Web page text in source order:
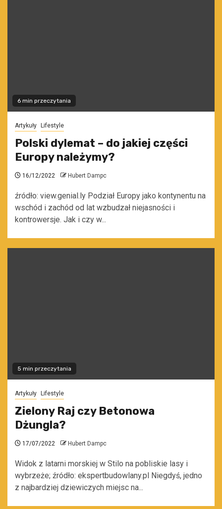
6 min przeczytania
Artykuły Lifestyle
Polski dylemat – do jakiej części
Europy należymy?
16/12/2022 Hubert Dampc
źródło: view.genial.ly Podział Europy jako kontynentu na
wschód i zachód od lat wzbudzał niejasności i
kontrowersje. Jak i czy w...
5 min przeczytania
Artykuły Lifestyle
Zielony Raj czy Betonowa
Dżungla?
17/07/2022 Hubert Dampc
Widok z latarni morskiej w Stilo na pobliskie lasy i
wybrzeże; źródło: ekspertbudowlany.pl Niegdyś, jedno
z najbardziej dziewiczych miejsc na...